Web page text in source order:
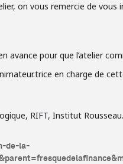
on vous remercie de
pour que l’atelier
en charge de
RIFT, Institut
de-la-